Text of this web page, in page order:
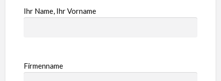
Ihr Name, Ihr Vorname
Firmenname